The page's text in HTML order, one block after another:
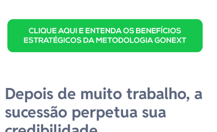
Depois de muito trabalho, a
sucessão perpetua sua